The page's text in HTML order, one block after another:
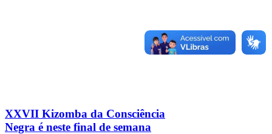
XXVII Kizomba da Consciência
Negra é neste final de semana